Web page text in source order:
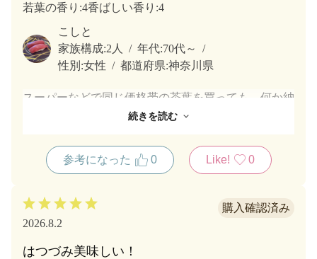
若葉の香り :4香ばしい香り :4
こしと
家族構成:2人 年代:70代～
性別:女性 都道府県:神奈川県
スーパーなどで同じ価格帯の茶葉を買っても、何か納
とても美味しいお茶だと思います。
値上がりは残念ですが、このご時世仕方ないです
これからも買い続けます。
続きを読む
参考になった 0 Like! 0
2026.8.2
はつづみ美味しい！